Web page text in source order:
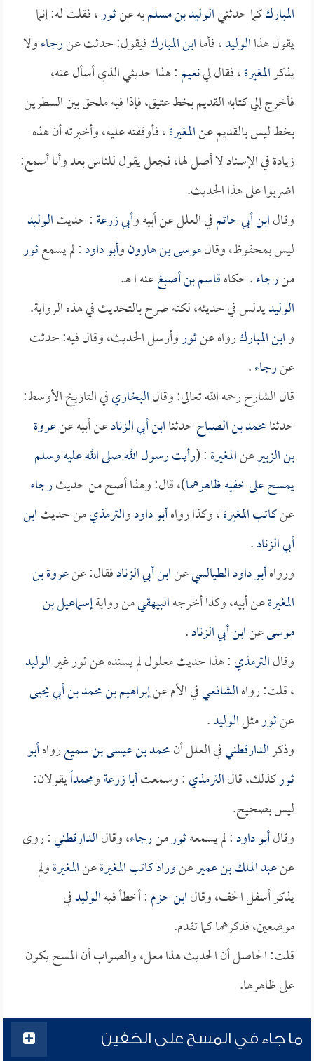
المبارككما حدثنيالوليد بن مسلمبه عنثور، فقلت له: إنما
يقول هذاالوليد، فأماابن المباركفيقول: حدثت عنرجاءولا
يذكرالمغيرة، فقال لينعيم: هذا حديثي الذي أسأل عنه،
فأخرج إلي كتابه القديم بخط عتيق، فإذا فيه ملحق بين السطرين
بخط ليس بالقديم عنالمغيرة، فأوقفته عليه، وأخبرته أن هذه
زيادة في الإسناد لا أصل لها، فجعل يقول للناس بعد وأنا أسمع:
اضربوا على هذا الحديث.
وقالابن أبي حاتمفي العلل عن أبيه وأبي زرعة: حديثالوليد
ليس بمحفوظ، وقالموسى بن هارونوأبو داود: لم يسمعثور
منرجاء. حكاهقاسم بن أصبغعنه ا هـ.
الوليديدلس في حديثه، لكنه صرح بالتحديث في هذه الرواية.
وابن المباركرواه عنثوروأرسل الحديث، وقال فيه: حدثت
عنرجاء.
قال الشارح رحمه الله تعالى: وقالالبخاريفي التاريخ الأوسط:
حدثنامحمد بن الصباححدثناابن أبي الزنادعن أبيه عنعروة
بن الزبيرعنالمغيرة: (رأيت رسول الله صلى الله عليه وسلم
يمسح على خفيه ظاهرهما)، قال: وهذا أصح من حديثرجاء
عنكاتب المغيرة، وكذا رواهأبو داودوالترمذيمن حديثابن
أبي الزناد.
ورواهأبو داود الطيالسيعنابن أبي الزنادفقال: عنعروة بن
المغيرةعن أبيه، وكذا أخرجهالبيهقيمن روايةإسماعيل بن
موسىعنابن أبي الزناد.
وقالالترمذي: هذا حديث معلول لم يسنده عن ثور غيرالوليد
، قلت: رواهالشافعيفي الأم عنإبراهيم بن محمد بن أبي يحيى
عنثورمثلالوليد.
وذكرالدارقطنيفي العلل أنمحمد بن عيسى بن سميعرواهأبو
ثوركذلك، قالالترمذي: وسمعتأبا زرعةومحمداًيقولان:
ليس بصحيح.
وقالأبو داود: لم يسمعهثورمنرجاء، وقالالدارقطني: روى
عنعبد الملك بن عميرعنوراد كاتب المغيرةعنالمغيرةولم
يذكر أسفل الخف، وقالابن حزم: أخطأ فيهالوليدفي
موضعين، فذكرهما كما تقدم.
قلت: الحاصل أن الحديث هذا معل، والصواب أن المسح يكون
على ظاهرها.
ما جاء في المسح على الخفين